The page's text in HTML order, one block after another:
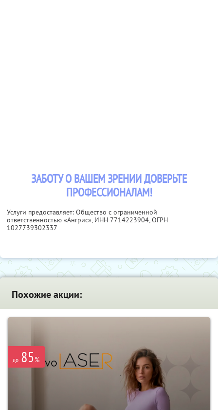
ЗАБОТУ О ВАШЕМ ЗРЕНИИ ДОВЕРЬТЕ
ПРОФЕССИОНАЛАМ!
Услуги предоставляет: Общество с ограниченной
ответственностью «Ангрис», ИНН 7714223904, ОГРН
1027739302337
Похожие акции:
до 85%